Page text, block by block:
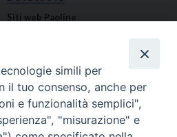
Siti web Paoline
Notizie dal governo generale
Notizie in breve
RISORSE
simili per
il tuo consenso, anche per
e funzionalità semplici",
"misurazione" e